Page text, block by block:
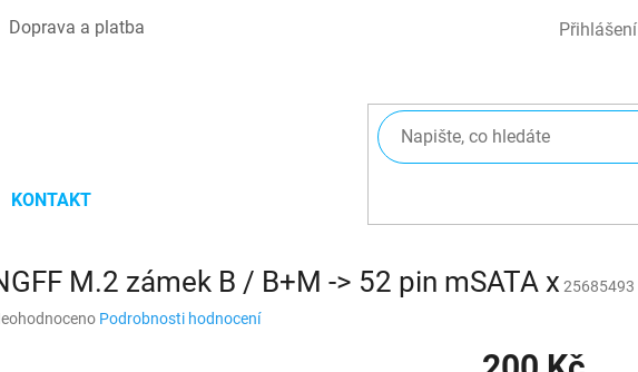
Doprava a platba Přihlášení
KONTAKT
M.2 zámek B / B+M -> 52 pin mSATA x 25685493
Podrobnosti hodnocení